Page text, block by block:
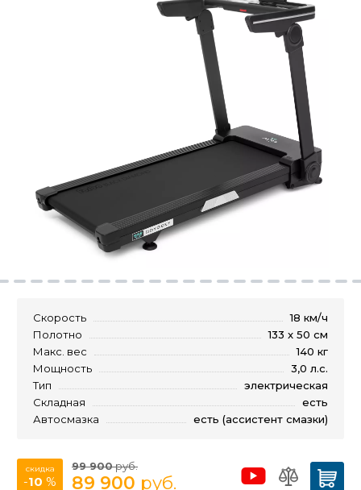
Скорость
18 км/ч
Полотно
133 x 50 см
Макс. вес
140 кг
Мощность
3,0 л.с.
Тип
электрическая
Складная
есть
Автосмазка
есть (ассистент смазки)
скидка
-10 %
99 900руб.
89 900 руб.